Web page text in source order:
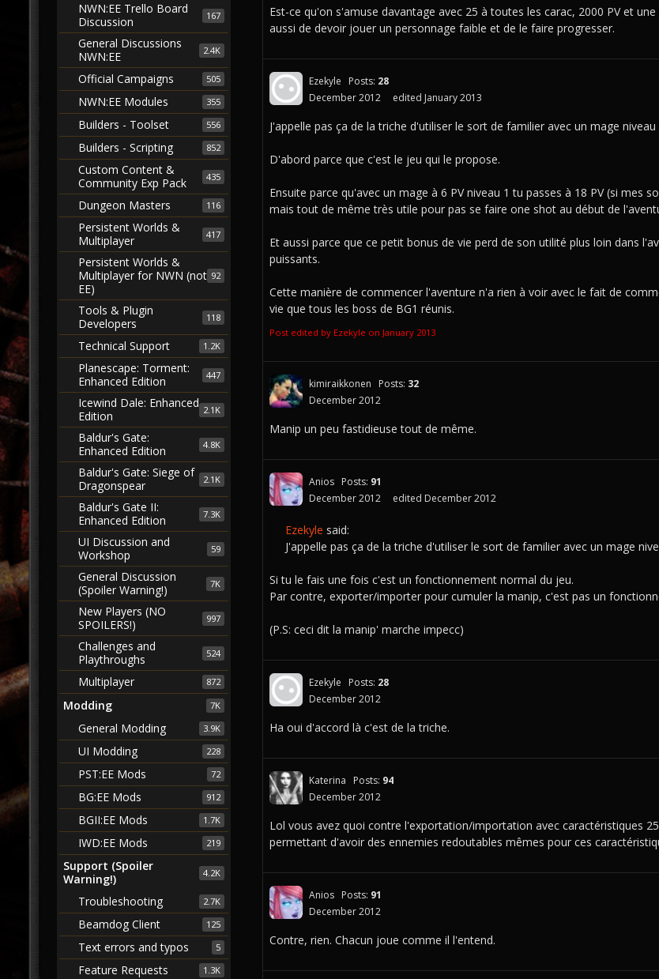
Est-ce qu'on s'amuse davantage avec 25 à toutes les carac, 2000 PV et
aussi de devoir jouer un personnage faible et de le faire progresser.
Ezekyle Posts: 28
December 2012
edited January 2013
J'appelle pas ça de la triche d'utiliser le sort de familier avec un mage niveau
D'abord parce que c'est le jeu qui le propose.
Ensuite parce qu'avec un mage à 6 PV niveau 1 tu passes à 18 PV (si mes
mais tout de même très utile pour pas se faire one shot au début de
Et aussi parce que ce petit bonus de vie perd de son utilité plus loin dans
puissants.
Cette manière de commencer l'aventure n'a rien à voir avec le fait de
vie que tous les boss de BG1 réunis.
Post edited by Ezekyle on January 2013
kimiraikkonen Posts: 32
December 2012
Manip un peu fastidieuse tout de même.
Anios Posts: 91
December 2012
edited December 2012
Ezekyle said:
J'appelle pas ça de la triche d'utiliser le sort de familier avec un mage
Si tu le fais une fois c'est un fonctionnement normal du jeu.
Par contre, exporter/importer pour cumuler la manip, c'est pas un
(P.S: ceci dit la manip' marche impecc)
Ezekyle Posts: 28
December 2012
Ha oui d'accord là c'est de la triche.
Katerina Posts: 94
December 2012
Lol vous avez quoi contre l'exportation/importation avec caractéristiques
permettant d'avoir des ennemies redoutables mêmes pour ces
Anios Posts: 91
December 2012
Contre, rien. Chacun joue comme il l'entend.
167
NWN:EE Trello Board
Discussion
2.4K
General Discussions
NWN:EE
505
Official Campaigns
355
NWN:EE Modules
556
Builders - Toolset
852
Builders - Scripting
435
Custom Content &
Community Exp Pack
116
Dungeon Masters
417
Persistent Worlds &
Multiplayer
92
Persistent Worlds &
Multiplayer for NWN (not
EE)
118
Tools & Plugin
Developers
1.2K
Technical Support
447
Planescape: Torment:
Enhanced Edition
2.1K
Icewind Dale: Enhanced
Edition
4.8K
Baldur's Gate:
Enhanced Edition
2.1K
Baldur's Gate: Siege of
Dragonspear
7.3K
Baldur's Gate II:
Enhanced Edition
59
UI Discussion and
Workshop
7K
General Discussion
(Spoiler Warning!)
997
New Players (NO
SPOILERS!)
524
Challenges and
Playthroughs
872
Multiplayer
7K
Modding
3.9K
General Modding
228
UI Modding
72
PST:EE Mods
912
BG:EE Mods
1.7K
BGII:EE Mods
219
IWD:EE Mods
4.2K
Support (Spoiler
Warning!)
2.7K
Troubleshooting
125
Beamdog Client
5
Text errors and typos
1.3K
Feature Requests